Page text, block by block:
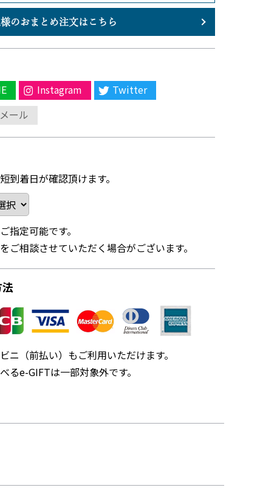
のおまとめ注文はこちら
Instagram
Twitter
メール
到着日が確認頂けます。
指定可能です。
相談させていただく場合がございます。
ニ（前払い）もご利用いただけます。
e-GIFTは一部対象外です。